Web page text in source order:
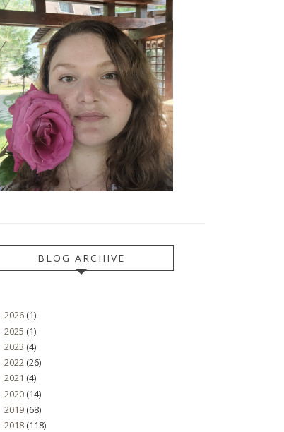
BLOG ARCHIVE
2026(1)
2025 (1)
2023 (4)
2022(26)
2021 (4)
2020(14)
2019(68)
2018(118)